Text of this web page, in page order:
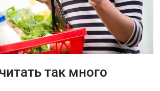
так много